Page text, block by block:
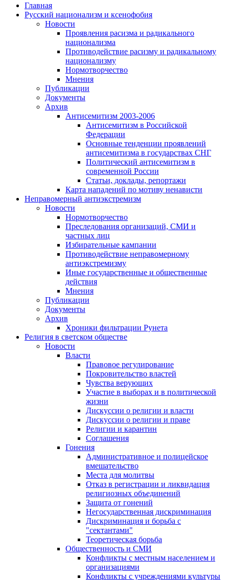
Главная
Русский национализм и ксенофобия
Новости
Проявления расизма и радикального
национализма
Противодействие расизму и радикальному
национализму
Нормотворчество
Мнения
Публикации
Документы
Архив
Антисемитизм 2003-2006
Антисемитизм в Российской
Федерации
Основные тенденции проявлений
антисемитизма в государствах СНГ
Политический антисемитизм в
современной России
Статьи, доклады, репортажи
Карта нападений по мотиву ненависти
Неправомерный антиэкстремизм
Новости
Нормотворчество
Преследования организаций, СМИ и
частных лиц
Избирательные кампании
Противодействие неправомерному
антиэкстремизму
Иные государственные и общественные
действия
Мнения
Публикации
Документы
Архив
Хроники фильтрации Рунета
Религия в светском обществе
Новости
Власти
Правовое регулирование
Покровительство властей
Чувства верующих
Участие в выборах и в политической
жизни
Дискуссии о религии и власти
Дискуссии о религии и праве
Религии и карантин
Соглашения
Гонения
Административное и полицейское
вмешательство
Места для молитвы
Отказ в регистрации и ликвидация
религиозных объединений
Защита от гонений
Негосударственная дискриминация
Дискриминация и борьба с
"сектантами"
Теоретическая борьба
Общественность и СМИ
Конфликты с местным населением и
организациями
Конфликты с учреждениями культуры